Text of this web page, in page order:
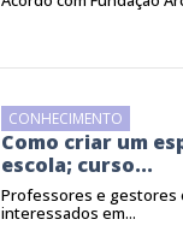
CONHECIMENTO
Como criar um
escola; curso...
Professores e gestores
interessados em...